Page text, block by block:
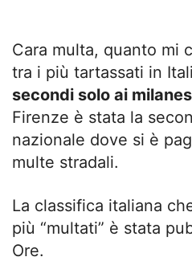
Cara multa, quanto mi
tra i più tartassati in
secondi solo ai
Firenze è stata la
nazionale dove si è
multe stradali.
La classifica italiana
più “multati” è stata
Ore.